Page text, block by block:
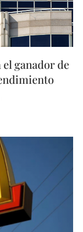
ganador de